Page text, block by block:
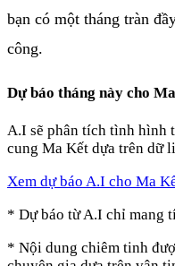
bạn có một tháng tràn
công.
Dự báo tháng này cho
A.I sẽ phân tích tình hình
cung Ma Kết dựa trên dữ
Xem dự báo A.I cho Ma
* Dự báo từ A.I chỉ mang
* Nội dung chiêm tinh